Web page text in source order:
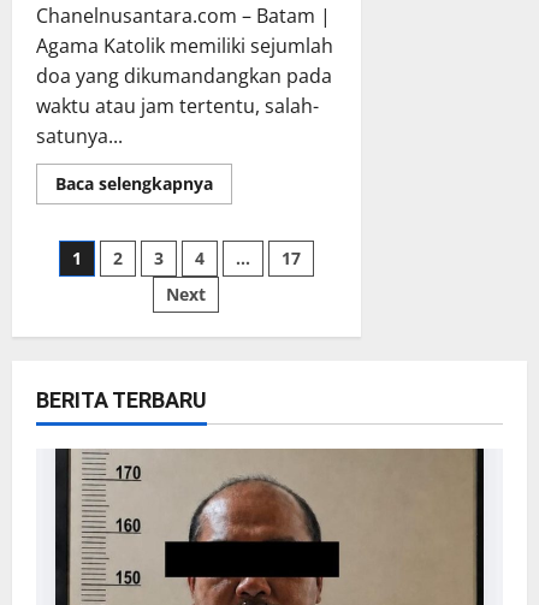
dengan
Teknologi
Canggih
Chanelnusantara.com – Batam |
Agama Katolik memiliki sejumlah
doa yang dikumandangkan pada
waktu atau jam tertentu, salah-
satunya...
Baca selengkapnyaRead
more
Angelus,
Kapan
Dikumandangkan
Katolik
?
Paginasi
1 2 3 4 …
17
Next
BERITA TERBARU